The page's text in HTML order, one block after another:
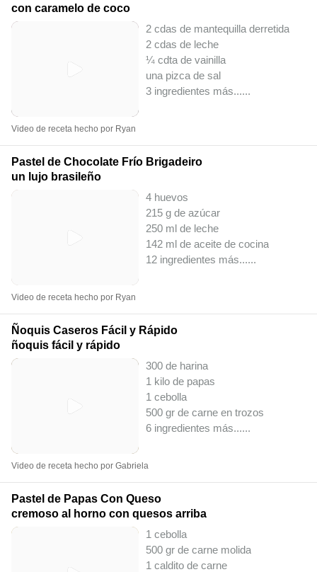
con caramelo de coco
2 cdas de mantequilla derretida
2 cdas de leche
¼ cdta de vainilla
una pizca de sal
3 ingredientes más......
Video de receta hecho por Ryan
Pastel de Chocolate Frío Brigadeiro
un lujo brasileño
4 huevos
215 g de azúcar
250 ml de leche
142 ml de aceite de cocina
12 ingredientes más......
Video de receta hecho por Ryan
Ñoquis Caseros Fácil y Rápido
ñoquis fácil y rápido
300 de harina
1 kilo de papas
1 cebolla
500 gr de carne en trozos
6 ingredientes más......
Video de receta hecho por Gabriela
Pastel de Papas Con Queso
cremoso al horno con quesos arriba
1 cebolla
500 gr de carne molida
1 caldito de carne